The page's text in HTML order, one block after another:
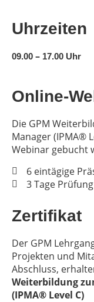
Uhrzeiten
09.00 – 17.00 Uhr
Online-
Die GPM
Manager (IPMA®
Webinar gebucht
6 eintägige
3 Tage Prüfung
Zertifikat
Der GPM
Projekten und
Abschluss,
Weiterbildung
(IPMA® Level C)